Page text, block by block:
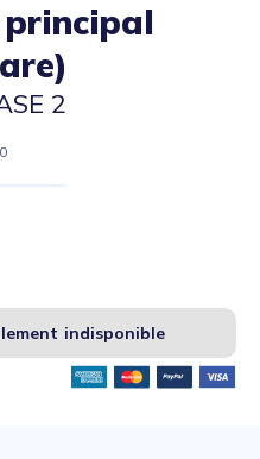
2
indisponible